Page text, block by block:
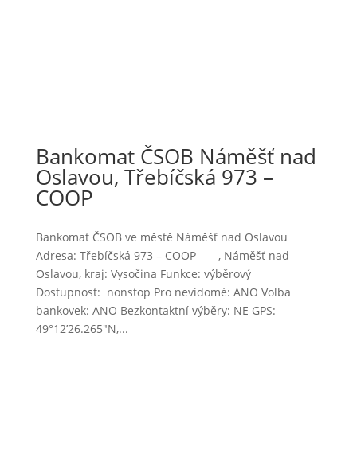
Bankomat ČSOB Náměšť nad
Oslavou, Třebíčská 973 –
COOP
Bankomat ČSOB ve městě Náměšť nad Oslavou
Adresa: Třebíčská 973 – COOP , Náměšť nad
Oslavou, kraj: Vysočina Funkce: výběrový
Dostupnost: nonstop Pro nevidomé: ANO Volba
bankovek: ANO Bezkontaktní výběry: NE GPS:
49°12’26.265″N,...